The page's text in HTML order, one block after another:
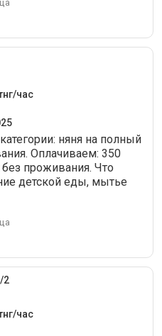
час
няня на полный
Оплачиваем: 350
проживания. Что
детской еды, мытье
2
час